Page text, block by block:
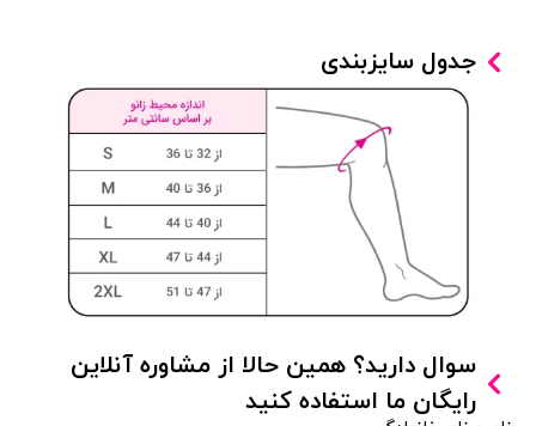
جدول سایزبندی
سوال دارید؟ همین حالا از مشاوره آنلاین
رایگان ما استفاده کنید